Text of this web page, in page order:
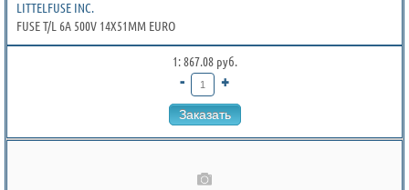
LITTELFUSE INC.
FUSE T/L 6A 500V 14X51MM EURO
1: 867.08 руб.
- +
Заказать